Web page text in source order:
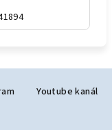
Youtube kanál